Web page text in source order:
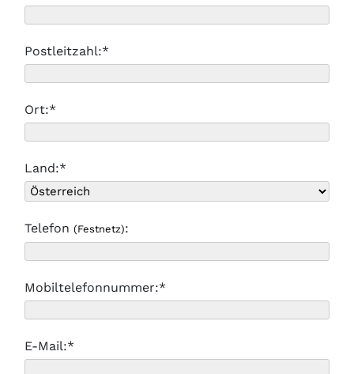
Postleitzahl:*
Ort:*
Land:*
Telefon (Festnetz):
Mobiltelefonnummer:*
E-Mail:*